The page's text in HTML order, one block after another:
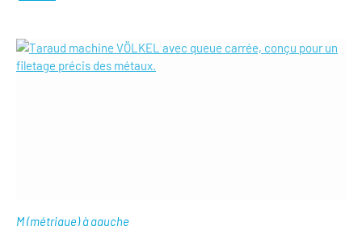
M (métrique) à gauche